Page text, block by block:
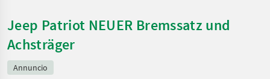
Jeep Patriot NEUER Bremssatz und
Achsträger
Annuncio